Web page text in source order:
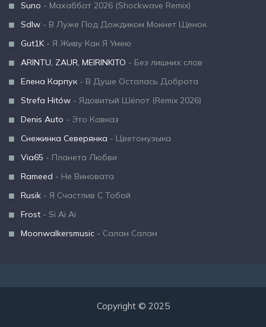
Suno - Махаббат 2026 (Shockwave Remix)
Sdlw - В Луже Под Дождиком Мокнет Щенок
Gut1K- Я Живу Как Я Умею
ARINTU, ZAUR, MEIRINKITO - Без лишних слов
Елена Карпук - В Душе Осталась Доброта
Strefa Hitów - Ядовитый Шёпот (Remix 2026)
Denis Auto - Это Кавказ
Снежинка Северянка - Цветомузыка
Via65 - Планета Любви
Rameed - Не Виновата
Rusik - Я Счастлив С Тобой
Frost - Si Ai Ai
Moonwalkersmusic - Салам Салам
Copyright © 2025